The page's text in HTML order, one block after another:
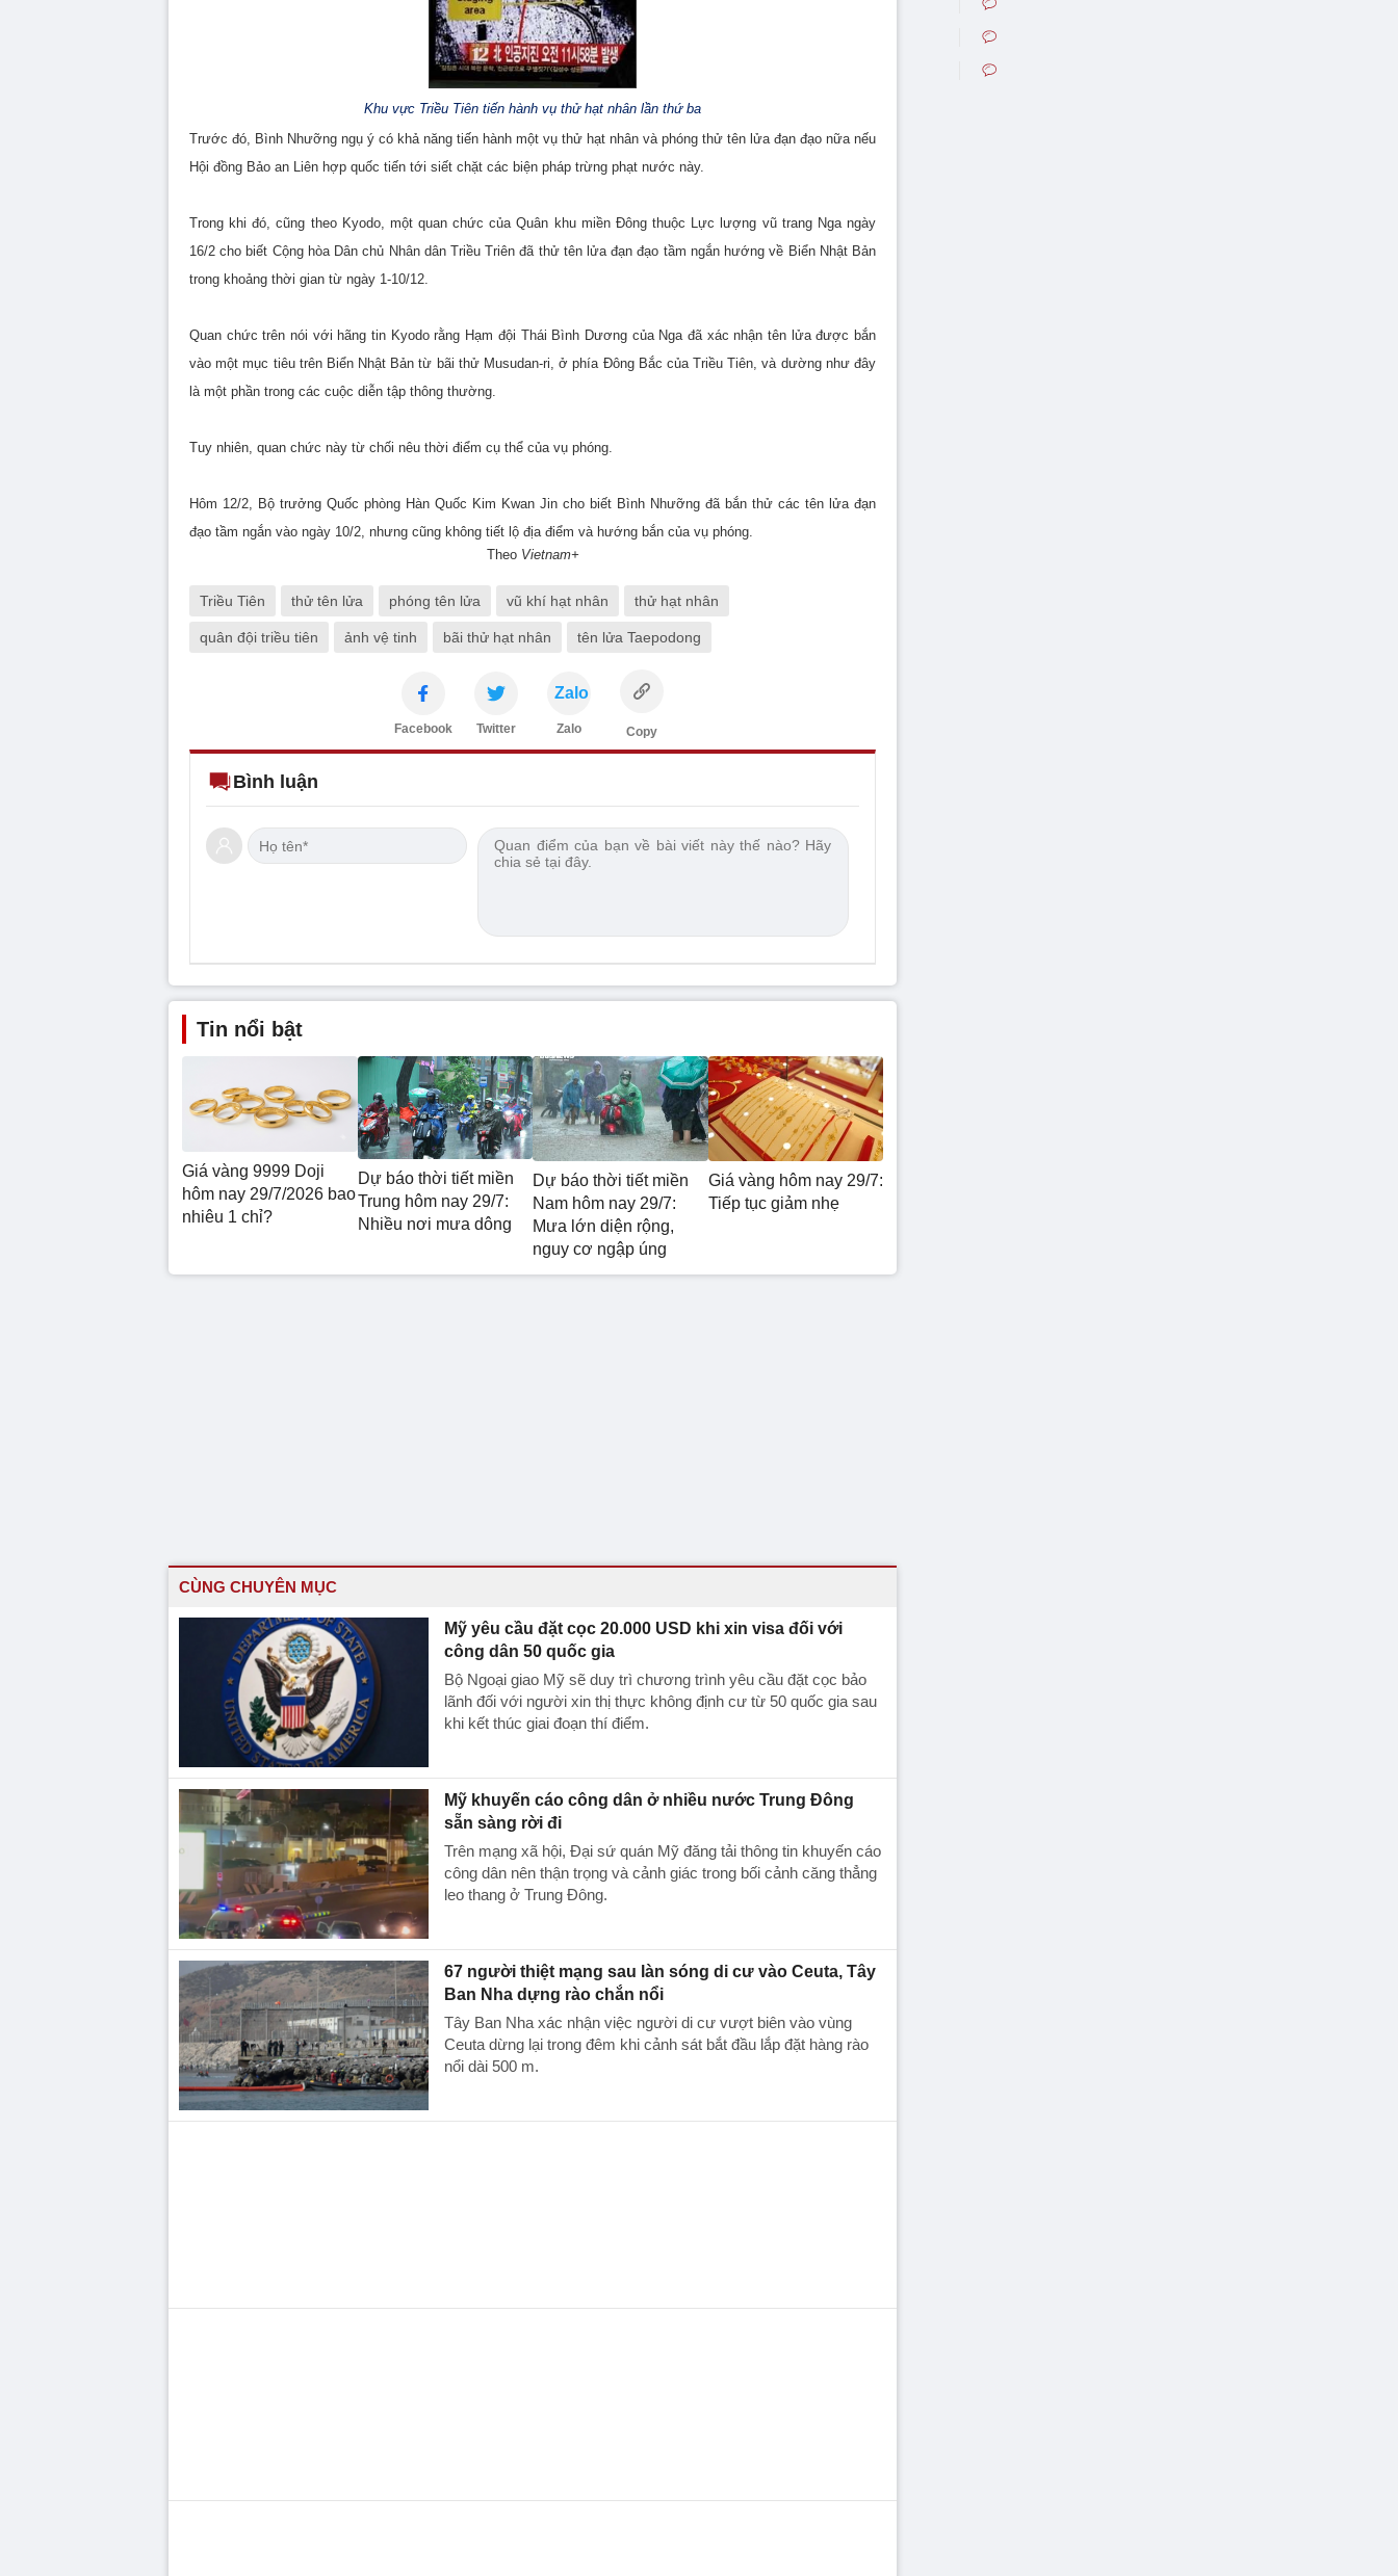
Khu vực Triều Tiên tiến hành vụ thử hạt nhân lần thứ ba
Trước đó, Bình Nhưỡng ngụ ý có khả năng tiến hành một vụ thử hạt nhân và phóng thử tên lửa đạn đạo nữa nếu
Hội đồng Bảo an Liên hợp quốc tiến tới siết chặt các biện pháp trừng phạt nước này.
Trong khi đó, cũng theo Kyodo, một quan chức của Quân khu miền Đông thuộc Lực lượng vũ trang Nga ngày
16/2 cho biết Cộng hòa Dân chủ Nhân dân Triều Triên đã thử tên lửa đạn đạo tầm ngắn hướng về Biển Nhật Bản
trong khoảng thời gian từ ngày 1-10/12.
Quan chức trên nói với hãng tin Kyodo rằng Hạm đội Thái Bình Dương của Nga đã xác nhận tên lửa được bắn
vào một mục tiêu trên Biển Nhật Bản từ bãi thử Musudan-ri, ở phía Đông Bắc của Triều Tiên, và dường như đây
là một phần trong các cuộc diễn tập thông thường.
Tuy nhiên, quan chức này từ chối nêu thời điểm cụ thể của vụ phóng.
Hôm 12/2, Bộ trưởng Quốc phòng Hàn Quốc Kim Kwan Jin cho biết Bình Nhưỡng đã bắn thử các tên lửa đạn
đạo tầm ngắn vào ngày 10/2, nhưng cũng không tiết lộ địa điểm và hướng bắn của vụ phóng.
Theo Vietnam+
Triều Tiên thử tên lửa phóng tên lửa vũ khí hạt nhân thử hạt nhân
quân đội triều tiên ảnh vệ tinh bãi thử hạt nhân tên lửa Taepodong
Facebook Twitter
Zalo
Zalo Copy
Bình luận
Tin nổi bật
Giá vàng 9999 Doji
hôm nay 29/7/2026 bao
nhiêu 1 chỉ?
Dự báo thời tiết miền
Trung hôm nay 29/7:
Nhiều nơi mưa dông
Dự báo thời tiết miền
Nam hôm nay 29/7:
Mưa lớn diện rộng,
nguy cơ ngập úng
Giá vàng hôm nay 29/7:
Tiếp tục giảm nhẹ
CÙNG CHUYÊN MỤC
Mỹ yêu cầu đặt cọc 20.000 USD khi xin visa đối với
công dân 50 quốc gia
Bộ Ngoại giao Mỹ sẽ duy trì chương trình yêu cầu đặt cọc bảo
lãnh đối với người xin thị thực không định cư từ 50 quốc gia sau
khi kết thúc giai đoạn thí điểm.
Mỹ khuyến cáo công dân ở nhiều nước Trung Đông
sẵn sàng rời đi
Trên mạng xã hội, Đại sứ quán Mỹ đăng tải thông tin khuyến cáo
công dân nên thận trọng và cảnh giác trong bối cảnh căng thẳng
leo thang ở Trung Đông.
67 người thiệt mạng sau làn sóng di cư vào Ceuta, Tây
Ban Nha dựng rào chắn nổi
Tây Ban Nha xác nhận việc người di cư vượt biên vào vùng
Ceuta dừng lại trong đêm khi cảnh sát bắt đầu lắp đặt hàng rào
nổi dài 500 m.